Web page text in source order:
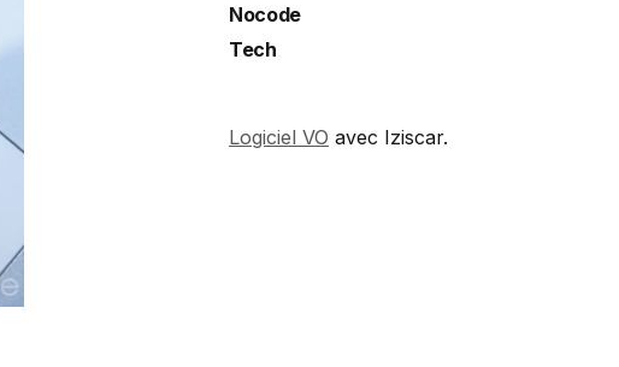
Nocode
Tech
Logiciel VO avec Iziscar.